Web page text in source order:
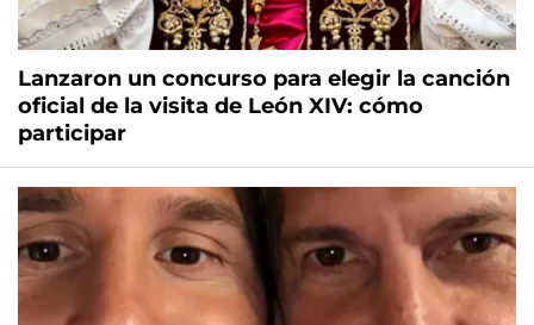
Lanzaron un concurso para elegir la canción
oficial de la visita de León XIV: cómo
participar